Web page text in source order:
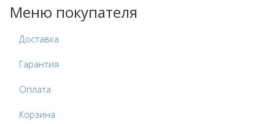
Меню покупателя
Доставка
Гарантия
Оплата
Корзина